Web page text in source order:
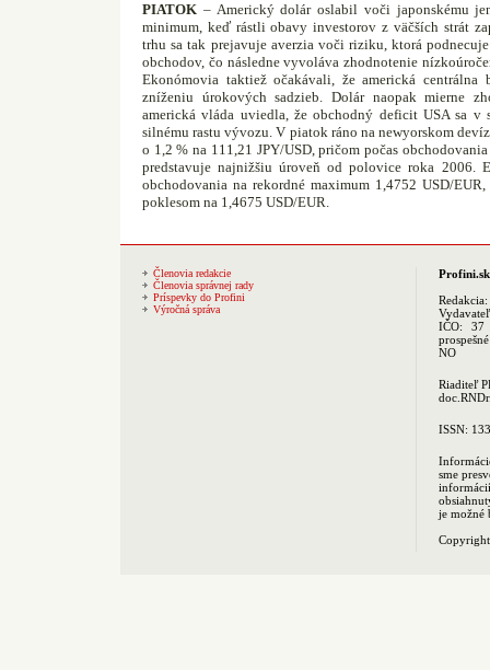
PIATOK – Americký dolár oslabil voči japonskému
minimum, keď rástli obavy investorov z väčších strát
trhu sa tak prejavuje averzia voči riziku, ktorá
obchodov, čo následne vyvoláva zhodnotenie
Ekonómovia taktiež očakávali, že americká centrálna
zníženiu úrokových sadzieb. Dolár naopak mierne
americká vláda uviedla, že obchodný deficit USA sa v
silnému rastu vývozu. V piatok ráno na newyorskom
o 1,2 % na 111,21 JPY/USD, pričom počas
predstavuje najnižšiu úroveň od polovice roka 2006.
obchodovania na rekordné maximum 1,4752 USD/
poklesom na 1,4675 USD/EUR.
Členovia redakcie
Členovia správnej rady
Príspevky do Profini
Výročná správa
Profini.sk
Redakcia:
IČO: 37
NO
Riaditeľ
ISSN:
sme
je možné